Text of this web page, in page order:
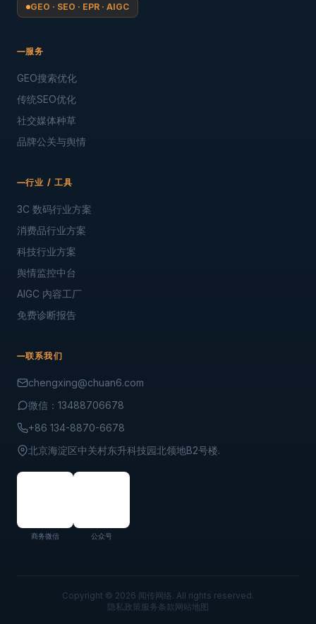
GEO · SEO · EPR · AIGC
服务
GEO搜索优化
传统SEO优化
社交媒体种草
品牌公关与舆情
行业 / 工具
3C 数码行业方案
消费品行业方案
科技行业方案
舆情监控中台
AIGC 内容工厂
免费诊断报告
联系我们
chengxing@chuan6.com
微信：13488706678
+86 134-8870-6678
北京海淀区中关村东升科技园北领地B2号楼.
商务微信 公众号
Copyright © 2026 闻传网络. All rights reserved.
隐私政策 服务条款网站地图